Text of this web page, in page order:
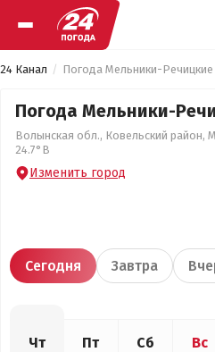
24 Канал Погода Мельники-Речицкие
Погода Мельники-
Волынская обл., Ковельский район,
24.7°В
Изменить город
Сегодня Завтра
Чт Пт Сб Вс